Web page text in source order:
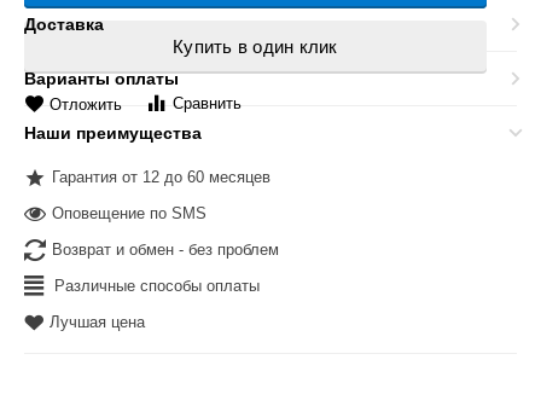
Купить в один клик
Отложить Сравнить
Доставка
Варианты оплаты
Наши преимущества
Гарантия от 12 до 60 месяцев
Оповещение по SMS
Возврат и обмен - без проблем
Различные способы оплаты
Лучшая цена